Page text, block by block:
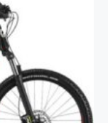
ZUR KASSE